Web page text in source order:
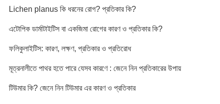
Lichen planus কি ধরনের রোগ? প্রতিকার কি?
এটোপিক ডার্মাটাইটিস বা একজিমা রোগের কারণ ও প্রতিকার কি?
ফলিকুলাইটিস: কারণ, লক্ষণ, প্রতিকার ও প্রতিরোধ
মূত্রনালীতে পাথর হতে পারে যেসব কারণে : জেনে নিন প্রতিকারের উপায়
টিউমার কি? জেনে নিন টিউমার এর কারণ ও প্রতিকার